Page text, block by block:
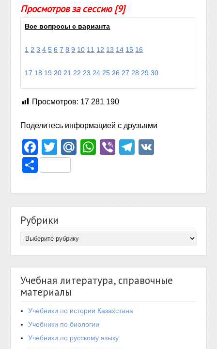
Просмотров за сессию [9]
Все вопросы с варианта
1 2 3 4 5 6 7 8 9 10 11 12 13 14 15 16
17 18 19 20 21 22 23 24 25 26 27 28 29 30
Просмотров: 17 281 190
Поделитесь информацией с друзьями
Facebook
TwitterMail.Ru
WhatsApp
ViberTelegram
Отправить
Рубрики
Учебная литература, справочные
материалы
Учебники по истории Казахстана
Учебники по биологии
Учебники по русскому языку